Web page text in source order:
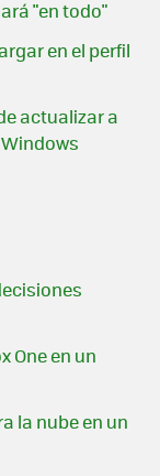
"en todo"
en el perfil
actualizar a
One en un
la nube en un